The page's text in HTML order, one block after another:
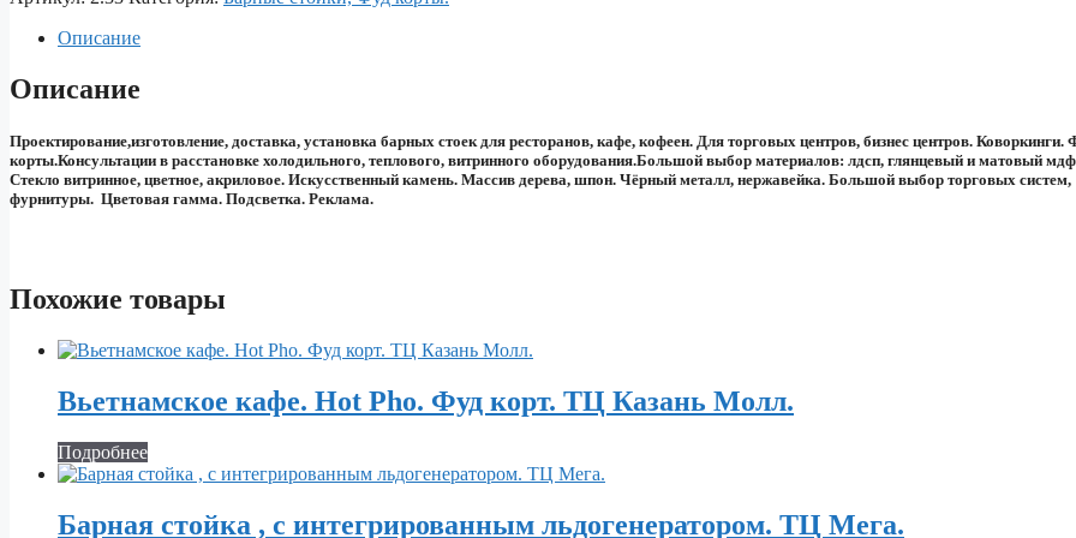
Описание
Описание
Проектирование,изготовление, доставка, установка барных стоек для ресторанов, кафе, кофеен. Для торговых центров, бизнес центров. Коворкинги.
корты.Консультации в расстановке холодильного, теплового, витринного оборудования.Большой выбор материалов: лдсп, глянцевый и матовый
Стекло витринное, цветное, акриловое. Искусственный камень. Массив дерева, шпон. Чёрный металл, нержавейка. Большой выбор торговых систем,
фурнитуры. Цветовая гамма. Подсветка. Реклама.
Похожие товары
Вьетнамское кафе. Hot Pho. Фуд корт. ТЦ Казань Молл.
Подробнее
Барная стойка , с интегрированным льдогенератором. ТЦ Мега.